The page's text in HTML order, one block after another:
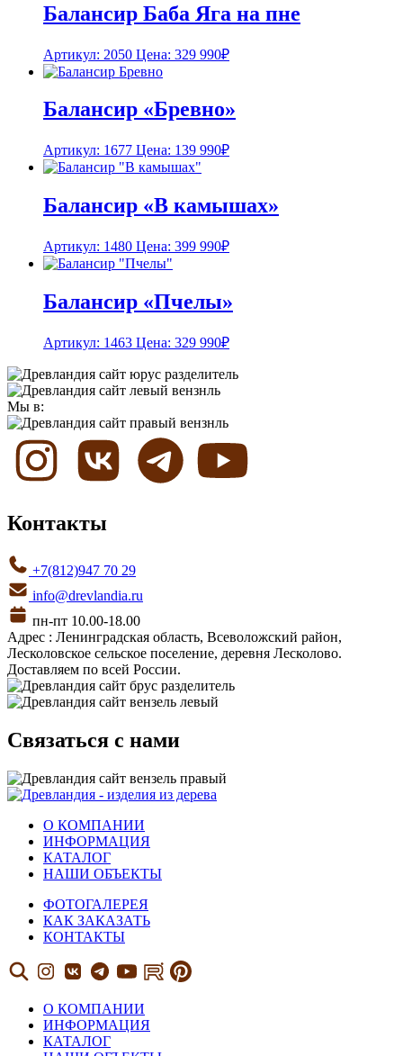
Балансир Баба Яга на пне
Артикул: 2050 Цена: 329 990₽
Балансир «Бревно»
Артикул: 1677 Цена: 139 990₽
Балансир «В камышах»
Артикул: 1480 Цена: 399 990₽
Балансир «Пчелы»
Артикул: 1463 Цена: 329 990₽
Мы в:
Контакты
+7(812)947 70 29
info@drevlandia.ru
пн-пт 10.00-18.00
Адрес : Ленинградская область, Всеволожский район,
Лесколовское сельское поселение, деревня Лесколово.
Доставляем по всей России.
Связаться с нами
О КОМПАНИИ
ИНФОРМАЦИЯ
КАТАЛОГ
НАШИ ОБЪЕКТЫ
ФОТОГАЛЕРЕЯ
КАК ЗАКАЗАТЬ
КОНТАКТЫ
О КОМПАНИИ
ИНФОРМАЦИЯ
КАТАЛОГ